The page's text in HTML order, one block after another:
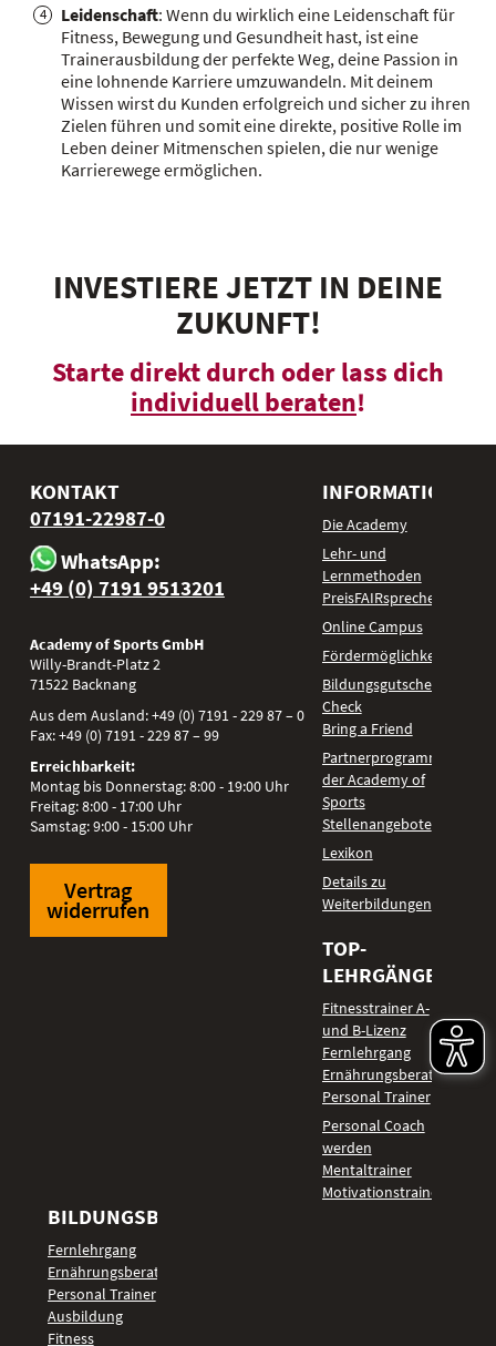
Leidenschaft: Wenn du wirklich eine Leidenschaft für
Fitness, Bewegung und Gesundheit hast, ist eine
Trainerausbildung der perfekte Weg, deine Passion in
eine lohnende Karriere umzuwandeln. Mit deinem
Wissen wirst du Kunden erfolgreich und sicher zu ihren
Zielen führen und somit eine direkte, positive Rolle im
Leben deiner Mitmenschen spielen, die nur wenige
Karrierewege ermöglichen.
INVESTIERE JETZT IN DEINE
ZUKUNFT!
Starte direkt durch oder lass dich
individuell beraten!
KONTAKT
07191-22987-0
WhatsApp:
+49 (0) 7191 9513201
Academy of Sports GmbH
Willy-Brandt-Platz 2
71522 Backnang
Aus dem Ausland:+49 (0) 7191 - 229 87 – 0
Fax:+49 (0) 7191 - 229 87 – 99
Erreichbarkeit:
Montag bis Donnerstag: 8:00 - 19:00 Uhr
Freitag: 8:00 - 17:00 Uhr
Samstag: 9:00 - 15:00 Uhr
Vertrag
widerrufen
INFORMATIONEN
Die Academy
Lehr- und
Lernmethoden
PreisFAIRsprechen
Online Campus
Fördermöglichkeiten
Bildungsgutschein
Check
Bring a Friend
Partnerprogramm
der Academy of
Sports
Stellenangebote
Lexikon
Details zu
Weiterbildungen
TOP-
LEHRGÄNGE
Fitnesstrainer A-
und B-Lizenz
Fernlehrgang
Ernährungsberater
Personal Trainer
Personal Coach
werden
Mentaltrainer
Motivationstrainer
BILDUNGSBEREICHE
Fernlehrgang
Ernährungsberater
Personal Trainer
Ausbildung
Fitness